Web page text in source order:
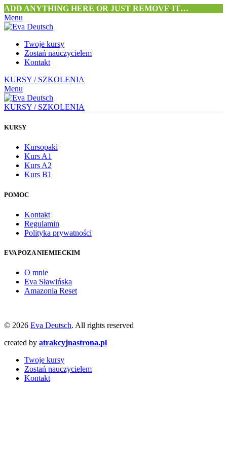
ADD ANYTHING HERE OR JUST REMOVE IT…
Menu
Twoje kursy
Zostań nauczycielem
Kontakt
KURSY / SZKOLENIA
Menu
KURSY / SZKOLENIA
KURSY
Kursopaki
Kurs A1
Kurs A2
Kurs B1
POMOC
Kontakt
Regulamin
Polityka prywatności
EVA POZA NIEMIECKIM
O mnie
Eva Sławińska
Amazonia Reset
© 2026 Eva Deutsch. All rights reserved
created by atrakcyjnastrona.pl
Twoje kursy
Zostań nauczycielem
Kontakt